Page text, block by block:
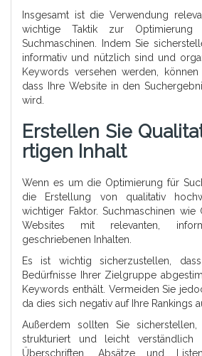
Insgesamt ist die Verwendung
wichtige Taktik zur
Suchmaschinen. Indem Sie
informativ und nützlich sind und
Keywords versehen werden, können
dass Ihre Website in den
wird.
Erstellen Sie
Rtigen Inhalt
Wenn es um die Optimierung für
die Erstellung von qualitativ
wichtiger Faktor. Suchmaschinen
Websites mit relevanten,
geschriebenen Inhalten.
Es ist wichtig sicherzustellen,
Bedürfnisse Ihrer Zielgruppe
Keywords enthält. Vermeiden Sie
da dies sich negativ auf Ihre Rankings
Außerdem sollten Sie
strukturiert und leicht verständlich
Überschriften, Absätze und